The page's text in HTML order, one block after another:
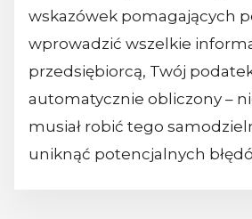
wskazówek pomagających
wprowadzić wszelkie
przedsiębiorcą, Twój
automatycznie obliczony –
musiał robić tego
uniknąć potencjalnych